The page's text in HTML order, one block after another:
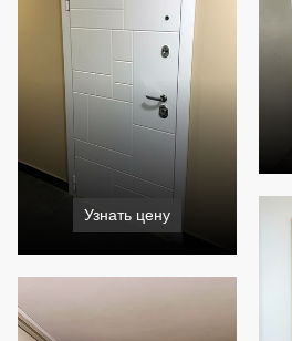
Узнать цену